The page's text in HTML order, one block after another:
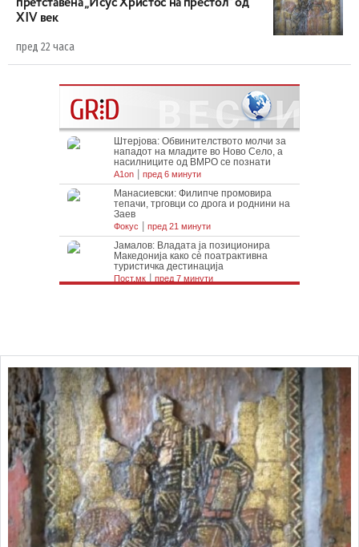
претставена „Исус Христос на престол“ од
XIV век
пред 22 часа